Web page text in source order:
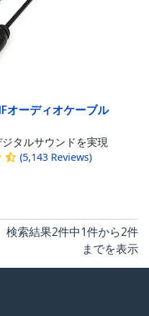
オーディオケーブル
タルサウンドを実現
(5,143 Reviews)
検索結果2件中1件から2件
までを表示